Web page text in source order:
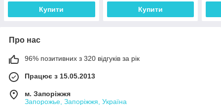
Купити Купити
Про нас
96% позитивних з 320 відгуків за рік
Працює з 15.05.2013
м. Запоріжжя
Запорожье, Запоріжжя, Україна